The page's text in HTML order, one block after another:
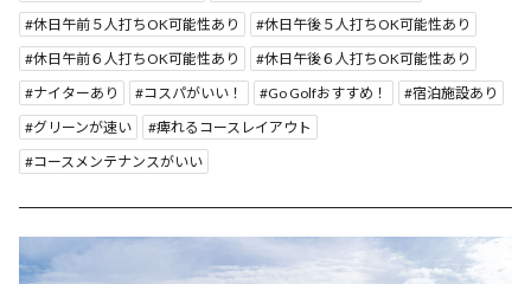
休日午前５人打ちOK可能性あり
休日午後５人打ちOK可能性あり
休日午前６人打ちOK可能性あり
休日午後６人打ちOK可能性あり
ナイターあり
コスパがいい！ Go Golfおすすめ！
宿泊施設あり
グリーンが速い
痺れるコースレイアウト
コースメンテナンスがいい